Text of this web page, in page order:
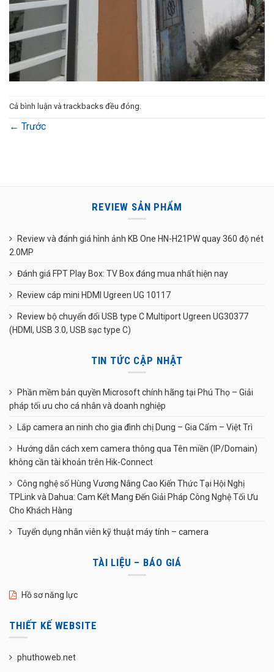
Cả bình luận và trackbacks đều đóng.
← Trước
REVIEW SẢN PHẨM
Review và đánh giá hình ảnh KB One HN-H21PW quay 360 độ nét
2.0MP
Đánh giá FPT Play Box: TV Box đáng mua nhất hiện nay
Review cáp mini HDMI Ugreen UG 10117
Review bộ chuyển đổi USB type C Multiport Ugreen UG30377
(HDMI, USB 3.0, USB sạc type C)
TIN TỨC CẬP NHẬT
Phần mềm bản quyền Microsoft chính hãng tại Phú Thọ – Giải
pháp tối ưu cho cá nhân và doanh nghiệp
Lắp camera an ninh cho gia đình chị Dung – Gia Cẩm – Việt Trì
Hướng dẫn cách xem camera thông qua Tên miền (IP/Domain)
không cần tài khoản trên Hik-Connect
Công nghệ số Hùng Vương Nâng Cao Kiến Thức Tại Hội Nghị
TPLink và Dahua: Cam Kết Mang Đến Giải Pháp Công Nghệ Tối Ưu
Cho Khách Hàng
Tuyển dụng nhân viên kỹ thuật máy tính – camera
TÀI LIỆU – BÁO GIÁ
Hồ sơ năng lực
THIẾT KẾ WEBSITE
phuthoweb.net